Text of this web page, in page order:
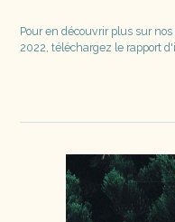
Pour en découvrir plus sur
2022, téléchargez le rapport